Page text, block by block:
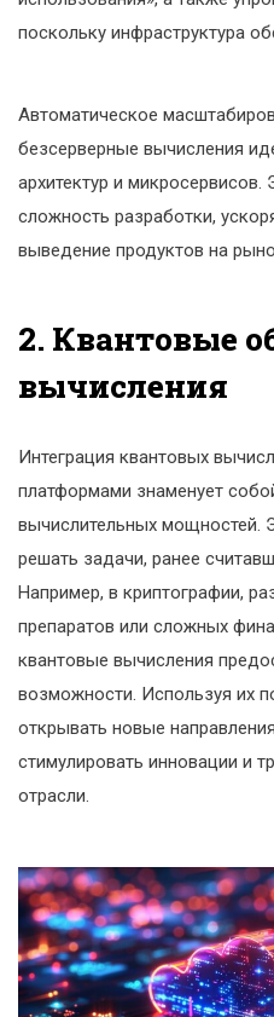
поскольку инфраструктура
Автоматическое
безсерверные вычисления
архитектур и
сложность разработки,
выведение продуктов на
2. Квантовые
вычисления
Интеграция квантовых
платформами знаменует
вычислительных мощностей.
решать задачи, ранее
Например, в криптографии,
препаратов или сложных
квантовые вычисления
возможности. Используя их
открывать новые
стимулировать инновации и
отрасли.